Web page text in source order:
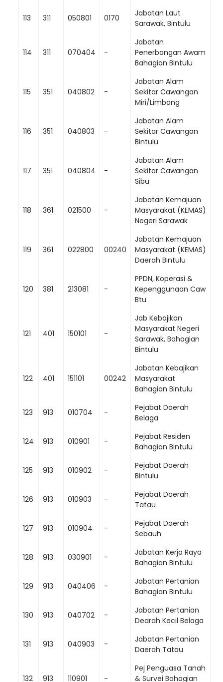
113 311 050801 0170
Jabatan Laut
Sarawak, Bintulu
114 311 070404 -
Jabatan
Penerbangan Awam
Bahagian Bintulu
115 351 040802 -
Jabatan Alam
Sekitar Cawangan
Miri/Limbang
116 351 040803 -
Jabatan Alam
Sekitar Cawangan
Bintulu
117 351 040804 -
Jabatan Alam
Sekitar Cawangan
Sibu
118 361 021500 -
Jabatan Kemajuan
Masyarakat (KEMAS)
Negeri Sarawak
119 361 022800 00240
Jabatan Kemajuan
Masyarakat (KEMAS)
Daerah Bintulu
120 381 213081 -
PPDN, Koperasi &
Kepenggunaan Caw
Btu
121 401 150101 -
Jab Kebajikan
Masyarakat Negeri
Sarawak, Bahagian
Bintulu
122 401 151101 00242
Jabatan Kebajikan
Masyarakat
Bahagian Bintulu
123 913 010704 -
Pejabat Daerah
Belaga
124 913 010901 -
Pejabat Residen
Bahagian Bintulu
125 913 010902 -
Pejabat Daerah
Bintulu
126 913 010903 -
Pejabat Daerah
Tatau
127 913 010904 -
Pejabat Daerah
Sebauh
128 913 030901 -
Jabatan Kerja Raya
Bahagian Bintulu
129 913 040406 -
Jabatan Pertanian
Bahagian Bintulu
130 913 040702 -
Jabatan Pertanian
Dearah Kecil Belaga
131 913 040903 -
Jabatan Pertanian
Daerah Tatau
132 913 110901 -
Pej Penguasa Tanah
& Survei Bahagian